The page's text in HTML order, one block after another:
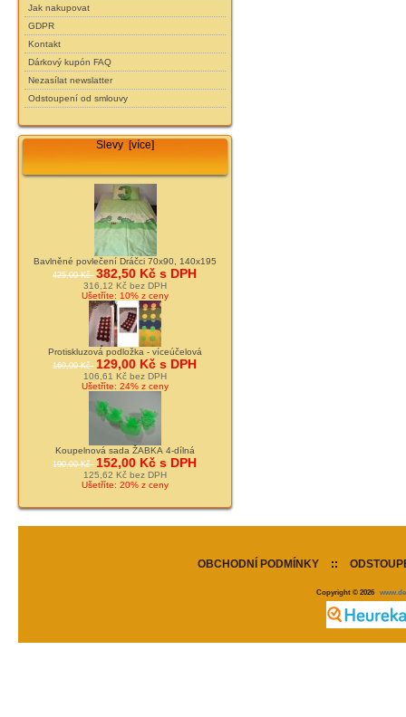
Jak nakupovat
GDPR
Kontakt
Dárkový kupón FAQ
Nezasílat newslatter
Odstoupení od smlouvy
Slevy [více]
Bavlněné povlečení Dráčci 70x90, 140x195
425,00 Kč 382,50 Kč s DPH
316,12 Kč bez DPH
Ušetříte: 10% z ceny
Protiskluzová podložka - víceúčelová
169,00 Kč 129,00 Kč s DPH
106,61 Kč bez DPH
Ušetříte: 24% z ceny
Koupelnová sada ŽABKA 4-dílná
190,00 Kč 152,00 Kč s DPH
125,62 Kč bez DPH
Ušetříte: 20% z ceny
OBCHODNÍ PODMÍNKY ::
Copyright © 2026